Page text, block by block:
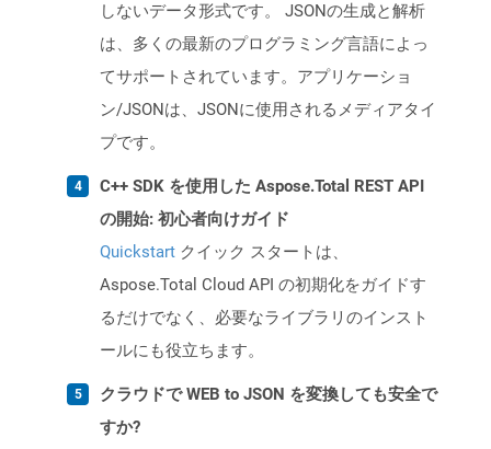
しないデータ形式です。 JSONの生成と解析
は、多くの最新のプログラミング言語によっ
てサポートされています。アプリケーショ
ン/JSONは、JSONに使用されるメディアタイ
プです。
C++ SDK を使用した Aspose.Total REST API
の開始: 初心者向けガイド
Quickstart クイック スタートは、
Aspose.Total Cloud API の初期化をガイドす
るだけでなく、必要なライブラリのインスト
ールにも役立ちます。
クラウドで WEB to JSON を変換しても安全で
すか?